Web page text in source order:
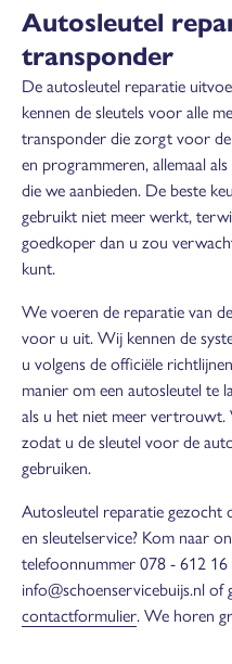
Autosleutel
transponder
De autosleutel reparatie
kennen de sleutels voor alle
transponder die zorgt voor
en programmeren, allemaal
die we aanbieden. De beste
gebruikt niet meer werkt,
goedkoper dan u zou
kunt.
We voeren de reparatie van
voor u uit. Wij kennen de
u volgens de officiële
manier om een autosleutel te
als u het niet meer vertrouwt.
zodat u de sleutel voor de
gebruiken.
Autosleutel reparatie gezocht
en sleutelservice? Kom naar
telefoonnummer 078 - 612 16
info@schoenservicebuijs.nl of
contactformulier. We horen